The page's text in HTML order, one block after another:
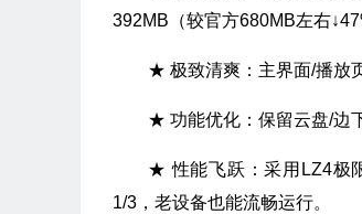
392MB（较官方680MB左右
★ 极致清爽：主界面/播放
★ 功能优化：保留云盘/边
★ 性能飞跃：采用LZ4极
1/3，老设备也能流畅运行。